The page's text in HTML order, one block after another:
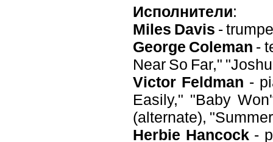
Исполнители:
Miles Davis -
George Coleman -
Near So Far,"
Victor Feldman -
Easily," "Baby
(alternate),
Herbie Hancock-